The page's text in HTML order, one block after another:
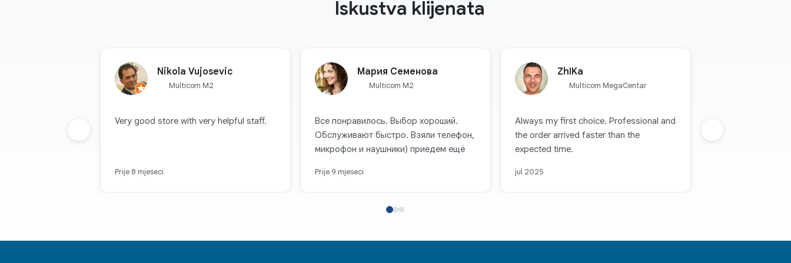
Iskustva klijenata
Nikola Vujosevic
Multicom M2
Very good store with very helpful staff.
Prije 8 mjeseci
Мария Семенова
Multicom M2
Все понравилось. Выбор хороший.
Обслуживают быстро. Взяли телефон,
микрофон и наушники) приедем ещё
Prije 9 mjeseci
ZhIKa
Multicom MegaCentar
Always my first choice. Professional and
the order arrived faster than the
expected time.
jul 2025